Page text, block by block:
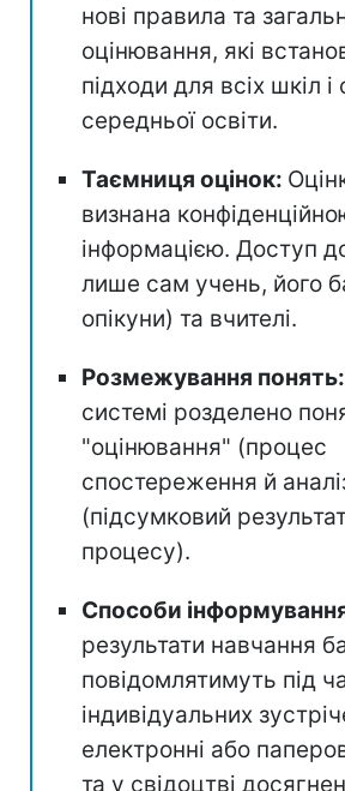
нові правила та
оцінювання, які
підходи для всіх шкіл
середньої освіти.
Таємниця оцінок:
визнана
інформацією. Доступ
лише сам учень, його
опікуни) та вчителі.
Розмежування понять:
системі розделено
"оцінювання" (процес
спостереження й
(підсумковий
процесу).
Способи
результати навчання
повідомлятимуть під
індивідуальних
електронні або
та у свідоцтві